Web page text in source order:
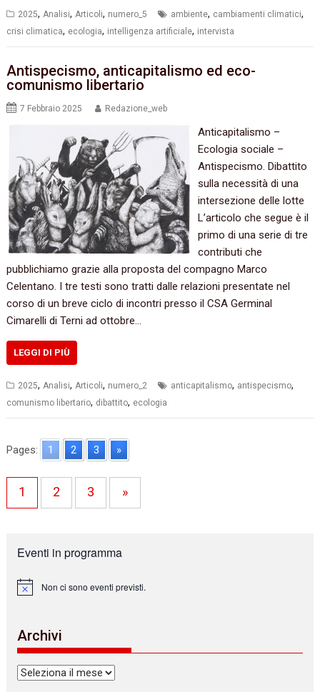
2025,Analisi,Articoli, numero_5 ambiente, cambiamenti climatici,
crisi climatica, ecologia, intelligenza artificiale, intervista
Antispecismo, anticapitalismo ed eco-
comunismo libertario
7 Febbraio 2025 Redazione_web
Anticapitalismo –
Ecologia sociale –
Antispecismo. Dibattito
sulla necessità di una
intersezione delle lotte
L’articolo che segue è il
primo di una serie di tre
contributi che
pubblichiamo grazie alla proposta del compagno Marco
Celentano. I tre testi sono tratti dalle relazioni presentate nel
corso di un breve ciclo di incontri presso il CSA Germinal
Cimarelli di Terni ad ottobre…
LEGGI DI PIÙ
2025, Analisi, Articoli, numero_2 anticapitalismo, antispecismo,
comunismo libertario, dibattito, ecologia
Pages: 1 2 3 »
1 2 3 »
Eventi in programma
N
c
e
Non ci sono eventi previsti.
Archivi
Archivi